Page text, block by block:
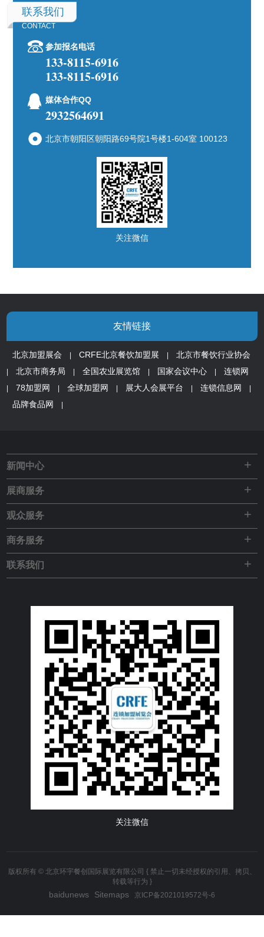
联系我们
CONTACT
参加报名电话
133-8115-6916
133-8115-6916
媒体合作QQ
2932564691
北京市朝阳区朝阳路69号院1号楼1-604室 100123
关注微信
友情链接
北京加盟展会 CRFE北京餐饮加盟展 北京市餐饮行业协会
北京市商务局 全国农业展览馆 国家会议中心 连锁网
78加盟网 全球加盟网 展大人会展平台 连锁信息网
品牌食品网
新闻中心 +
展商服务 +
观众服务 +
商务服务 +
联系我们 +
关注微信
版权所有 © 北京环宇餐创国际展览有限公司 { 禁止一切未经授权的引用、拷贝、
转载等行为 }
baidunews Sitemaps 京ICP备2021019572号-6